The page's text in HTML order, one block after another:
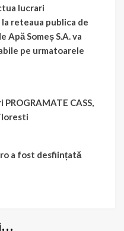
lucrari
reteaua publica de
Apă Someș S.A. va
pe urmatoarele
CASS,
a fost desființată